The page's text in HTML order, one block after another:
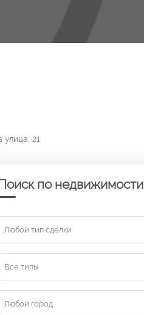
улица, 21
по недвижимости
Любой тип сделки
Все типы
Любой город